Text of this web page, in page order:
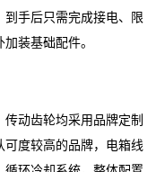
手后只需完成接电、限
装基础配件。
动齿轮均采用品牌定制
度较高的品牌，电箱线